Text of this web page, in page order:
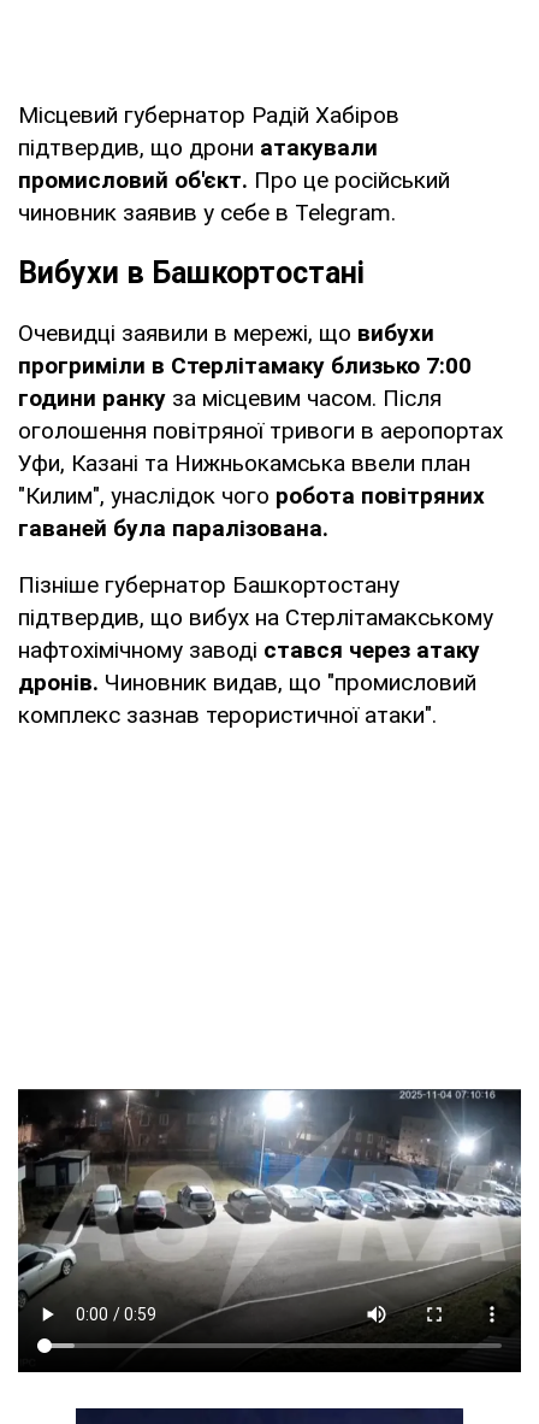
Місцевий губернатор Радій Хабіров
підтвердив, що дрони атакували
промисловий об'єкт. Про це російський
чиновник заявив у себе в Telegram.
Вибухи в Башкортостані
Очевидці заявили в мережі, що вибухи
прогриміли в Стерлітамаку близько 7:00
години ранку за місцевим часом. Після
оголошення повітряної тривоги в аеропортах
Уфи, Казані та Нижньокамська ввели план
"Килим", унаслідок чого робота повітряних
гаваней була паралізована.
Пізніше губернатор Башкортостану
підтвердив, що вибух на Стерлітамакському
нафтохімічному заводі стався через атаку
дронів. Чиновник видав, що "промисловий
комплекс зазнав терористичної атаки".